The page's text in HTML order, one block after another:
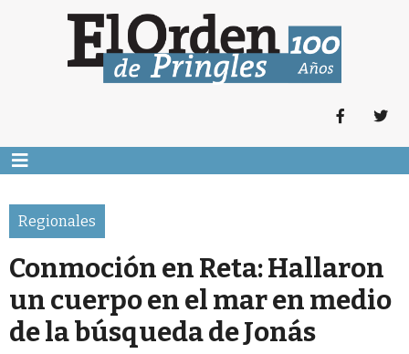
Regionales
Conmoción en Reta: Hallaron
un cuerpo en el mar en medio
de la búsqueda de Jonás